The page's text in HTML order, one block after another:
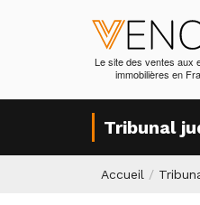
Le site des ventes aux
immobilières en
Tribunal
Accueil /